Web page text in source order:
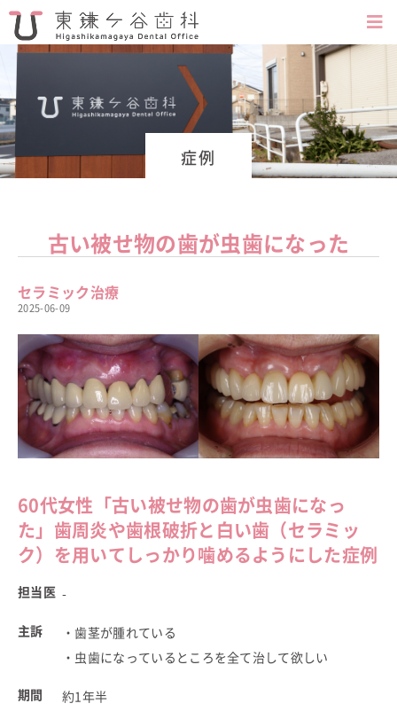
症例
古い被せ物の歯が虫歯になった
セラミック治療
2025-06-09
60代女性「古い被せ物の歯が虫歯になっ
た」 歯周炎や歯根破折と白い歯（セラミッ
ク）を用いて しっかり噛めるようにした症例
担当医 -
主訴
・歯茎が腫れている
・虫歯になっているところを全て治して欲しい
期間 約1年半